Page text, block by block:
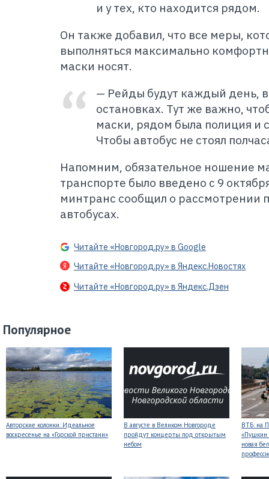
и у тех, кто находится рядом.
Он также добавил, что все меры,
выполняться максимально
маски носят.
— Рейды будут каждый день,
остановках. Тут же важно,
маски, рядом была полиция и
Чтобы автобус не стоял
Напомним, обязательное ношение
транспорте было введено с 9
минтранс сообщил о рассмотрении
автобусах.
Читайте «Новгород.ру» в Google
Читайте «Новгород.ру» в Яндекс.Новостях
Читайте «Новгород.ру» в Яндекс.Дзен
Популярное
Авторские колонки: Идеальное
воскресенье на «Горской пристани»
В августе в Великом Новгороде
пройдут концерты под открытым
небом
ВТБ: на
«Пушкин
новая